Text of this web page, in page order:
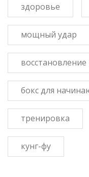
здоровье
мощный удар
восстановление
бокс для
тренировка
кунг-фу